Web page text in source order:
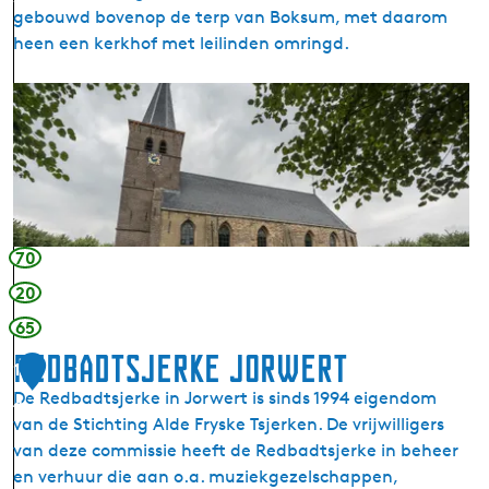
r
i
n
g
a
s
a
t
e
gebouwd bovenop de terp van Boksum, met daarom
heen een kerkhof met leilinden omringd.
S
i
n
t
a
r
g
a
r
e
t
a
k
e
70
20
65
1
4
Redbadtsjerke Jorwert
De Redbadtsjerke in Jorwert is sinds 1994 eigendom
van de Stichting Alde Fryske Tsjerken. De vrijwilligers
van deze commissie heeft de Redbadtsjerke in beheer
en verhuur die aan o.a. muziekgezelschappen,